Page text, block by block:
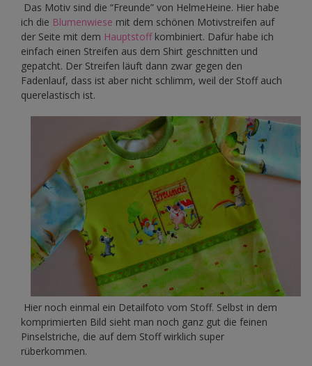
Das Motiv sind die “Freunde” von HelmeHeine. Hier habe
ich die Blumenwiese mit dem schönen Motivstreifen auf
der Seite mit dem Hauptstoffkombiniert. Dafür habe ich
einfach einen Streifen aus dem Shirt geschnitten und
gepatcht. Der Streifen läuft dann zwar gegen den
Fadenlauf, dass ist aber nicht schlimm, weil der Stoff auch
querelastisch ist.
Hier noch einmal ein Detailfoto vom Stoff. Selbst in dem
komprimierten Bild sieht man noch ganz gut die feinen
Pinselstriche, die auf dem Stoff wirklich super
rüberkommen.